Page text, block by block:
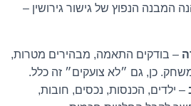
המבנה הנפוץ של גישור גירושין –
– בודקים התאמה, מבהירים מטרות,
כן, גם ״לא צועקים״ זה כלל.
– ילדים, הכנסות, נכסים, חובות,